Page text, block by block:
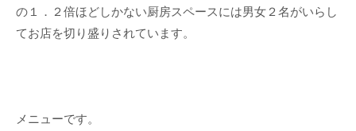
の１．２倍ほどしかない厨房スペースには男女２名がいらし
てお店を切り盛りされています。
メニューです。